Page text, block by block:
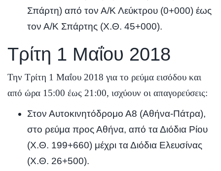
Σπάρτη) από τον Α/Κ Λεύκτρου (0+000) έως
τον Α/Κ Σπάρτης (Χ.Θ. 45+000).
Τρίτη 1 Μαΐου 2018
Την Τρίτη 1 Μαΐου 2018 για το ρεύμα εισόδου και
από ώρα 15:00 έως 21:00, ισχύουν οι απαγορεύσεις:
Στον Αυτοκινητόδρομο Α8 (Αθήνα-Πάτρα),
στο ρεύμα προς Αθήνα, από τα Διόδια Ρίου
(Χ.Θ. 199+660) μέχρι τα Διόδια Ελευσίνας
(Χ.Θ. 26+500).